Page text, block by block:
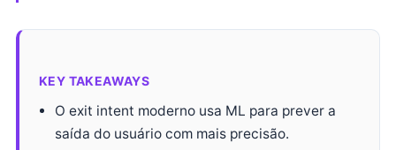
KEY TAKEAWAYS
O exit intent moderno usa ML para prever a
saída do usuário com mais precisão.